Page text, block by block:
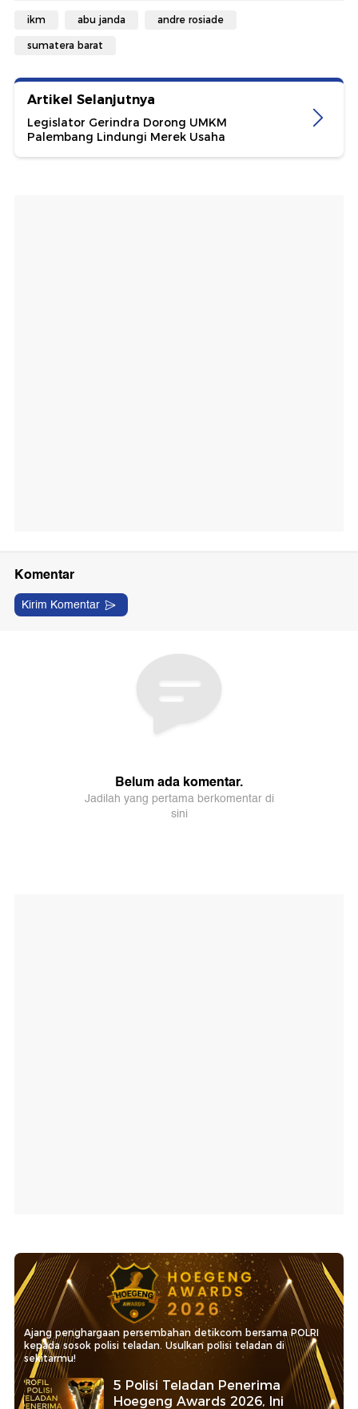
ikm abu janda andre rosiade
sumatera barat
Artikel Selanjutnya
Legislator Gerindra Dorong UMKM
Palembang Lindungi Merek Usaha
Ajang penghargaan persembahan detikcom bersama POLRI
kepada sosok polisi teladan. Usulkan polisi teladan di
sekitarmu!
5 Polisi Teladan Penerima
Hoegeng Awards 2026, Ini